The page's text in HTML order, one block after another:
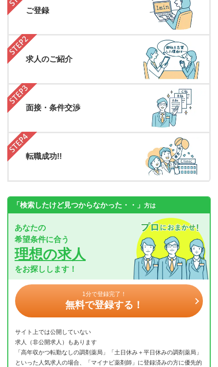
ご登録
求人のご紹介
面接・条件交渉
転職成功!!
「検索したけど見つからなかった・・」 方は
あなたの
希望条件に合う
理想の求人
をお探しします！
1分で登録完了！
無料で登録する！
サイト上では公開していない
求人（非公開求人）もあります
「高年収かつ転勤なしの調剤薬局」「土日休み＋平日休みの調剤薬局」
といった人気求人の場合、「マイナビ薬剤師」に登録済みの方に優先的